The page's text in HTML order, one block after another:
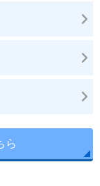
ら